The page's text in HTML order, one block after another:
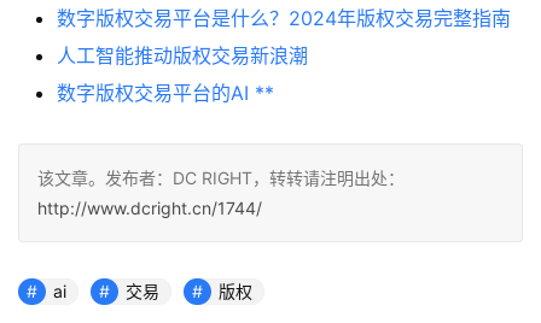
数字版权交易平台是什么？2024年版权交易完整指南
人工智能推动版权交易新浪潮
数字版权交易平台的AI **
该文章。发布者：DC RIGHT，转转请注明出处：
http://www.dcright.cn/1744/
ai 交易 版权